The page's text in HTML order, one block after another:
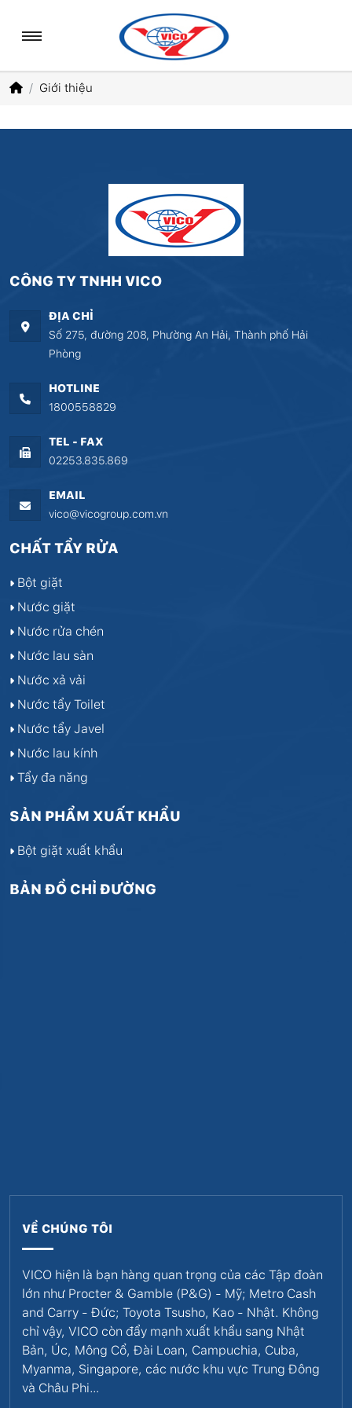
Giới thiệu
CÔNG TY TNHH VICO
ĐỊA CHỈ
Số 275, đường 208, Phường An Hải, Thành phố Hải
Phòng
HOTLINE
1800558829
TEL - FAX
02253.835.869
EMAIL
vico@vicogroup.com.vn
CHẤT TẨY RỬA
Bột giặt
Nước giặt
Nước rửa chén
Nước lau sàn
Nước xả vải
Nước tẩy Toilet
Nước tẩy Javel
Nước lau kính
Tẩy đa năng
SẢN PHẨM XUẤT KHẨU
Bột giặt xuất khẩu
BẢN ĐỒ CHỈ ĐƯỜNG
VỀ CHÚNG TÔI
VICO hiện là bạn hàng quan trọng của các Tập đoàn
lớn như Procter & Gamble (P&G) - Mỹ; Metro Cash
and Carry - Đức; Toyota Tsusho, Kao - Nhật. Không
chỉ vậy, VICO còn đẩy mạnh xuất khẩu sang Nhật
Bản, Úc, Mông Cổ, Đài Loan, Campuchia, Cuba,
Myanma, Singapore, các nước khu vực Trung Đông
và Châu Phi…